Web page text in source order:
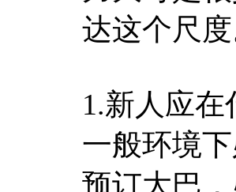
达这个尺度
1.新人应
一般环境
预订大巴